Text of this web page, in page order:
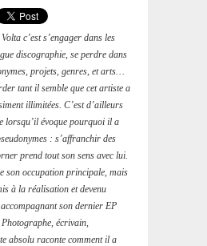
c’est s’engager dans les
discographie, se perdre dans
projets, genres, et arts…
tant il semble que cet artiste a
illimitées. C’est d’ailleurs
lorsqu’il évoque pourquoi il a
: s’affranchir des
prend tout son sens avec lui.
son occupation principale, mais
à la réalisation et devenu
son dernier EP
écrivain,
absolu raconte comment il a